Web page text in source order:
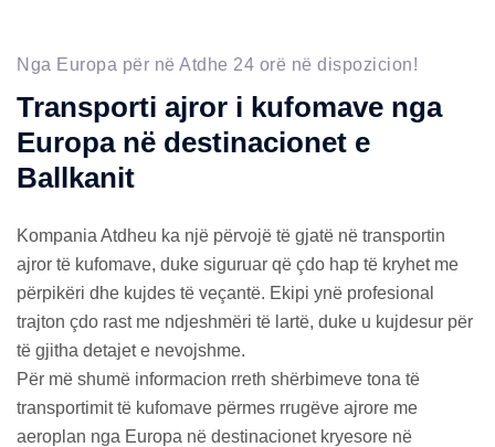
Nga Europa për në Atdhe 24 orë në dispozicion!
Transporti ajror i kufomave nga
Europa në destinacionet e
Ballkanit
Kompania Atdheu ka një përvojë të gjatë në transportin
ajror të kufomave, duke siguruar që çdo hap të kryhet me
përpikëri dhe kujdes të veçantë. Ekipi ynë profesional
trajton çdo rast me ndjeshmëri të lartë, duke u kujdesur për
të gjitha detajet e nevojshme.
Për më shumë informacion rreth shërbimeve tona të
transportimit të kufomave përmes rrugëve ajrore me
aeroplan nga Europa në destinacionet kryesore në